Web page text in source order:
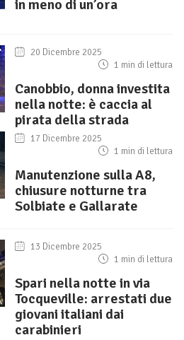
in meno di un’ora
20 Dicembre 2025
1 min di lettura
Canobbio, donna investita
nella notte: è caccia al
pirata della strada
17 Dicembre 2025
1 min di lettura
Manutenzione sulla A8,
chiusure notturne tra
Solbiate e Gallarate
13 Dicembre 2025
1 min di lettura
Spari nella notte in via
Tocqueville: arrestati due
giovani italiani dai
carabinieri